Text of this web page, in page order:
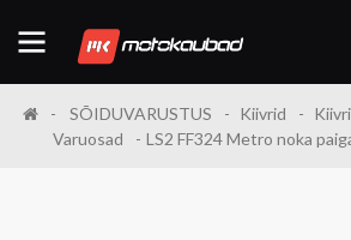
SÕIDUVARUSTUS Kiivrid
Varuosad
LS2 FF324 Metro noka